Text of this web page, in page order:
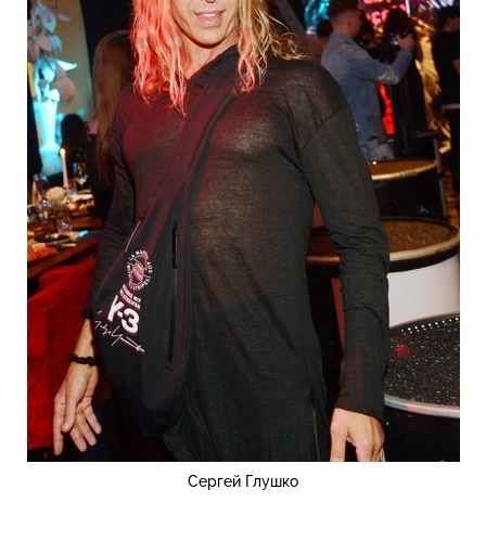
Сергей Глушко